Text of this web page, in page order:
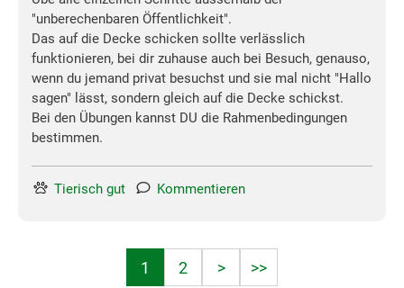
"unberechenbaren Öffentlichkeit".
Das auf die Decke schicken sollte verlässlich
funktionieren, bei dir zuhause auch bei Besuch, genauso,
wenn du jemand privat besuchst und sie mal nicht "Hallo
sagen" lässt, sondern gleich auf die Decke schickst.
Bei den Übungen kannst DU die Rahmenbedingungen
bestimmen.
Tierisch gut Kommentieren
1 2 > >>